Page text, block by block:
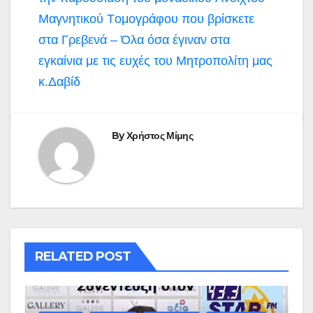
Mαγνητικού Tομογράφου που βρίσκετε
στα Γρεβενά – Όλα όσα έγιναν στα
εγκαίνια με τις ευχές του Μητροπολίτη μας
κ.Δαβίδ
ByΧρήστος Μίμης
RELATED POST